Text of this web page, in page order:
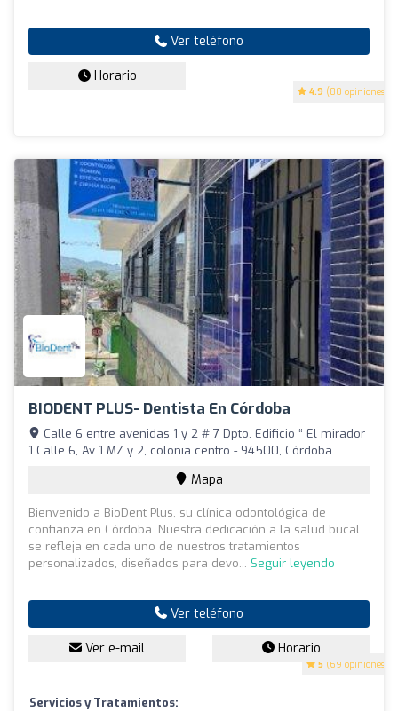
4.9 (80 opiniones)
Ver teléfono
Horario
BIODENT PLUS- Dentista En Córdoba
5 (69 opiniones)
Calle 6 entre avenidas 1 y 2 # 7 Dpto. Edificio “ El mirador
1 Calle 6, Av 1 MZ y 2, colonia centro - 94500, Córdoba
Mapa
Bienvenido a BioDent Plus, su clínica odontológica de
confianza en Córdoba. Nuestra dedicación a la salud bucal
se refleja en cada uno de nuestros tratamientos
personalizados, diseñados para devo... Seguir leyendo
Ver teléfono
Ver e-mail Horario
Servicios y Tratamientos: